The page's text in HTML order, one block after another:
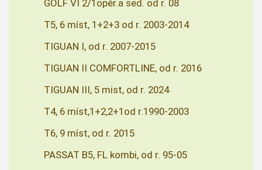
GOLF VI 2/1opěr.a sed. od r. 08
T5, 6 míst, 1+2+3 od r. 2003-2014
TIGUAN I, od r. 2007-2015
TIGUAN II COMFORTLINE, od r. 2016
TIGUAN III, 5 mist, od r. 2024
T4, 6 míst,1+2,2+1od r.1990-2003
T6, 9 míst, od r. 2015
PASSAT B5, FL kombi, od r. 95-05